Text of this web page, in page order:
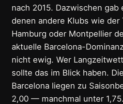
nach 2015. Dazwischen gab
denen andere Klubs wie der
Hamburg oder Montpellier
aktuelle Barcelona-
nicht ewig. Wer
sollte das im Blick haben.
Barcelona liegen zu
2,00 — manchmal unter